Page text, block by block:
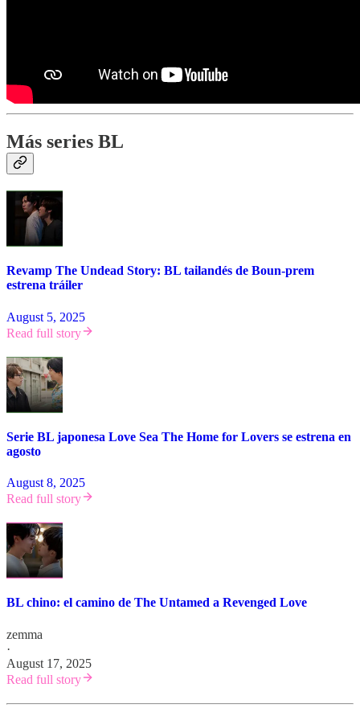
Más series BL
Revamp The Undead Story: BL tailandés de Boun-prem
estrena tráiler
August 5, 2025
Read full story
Serie BL japonesa Love Sea The Home for Lovers se estrena en
agosto
August 8, 2025
Read full story
BL chino: el camino de The Untamed a Revenged Love
zemma
·
August 17, 2025
Read full story